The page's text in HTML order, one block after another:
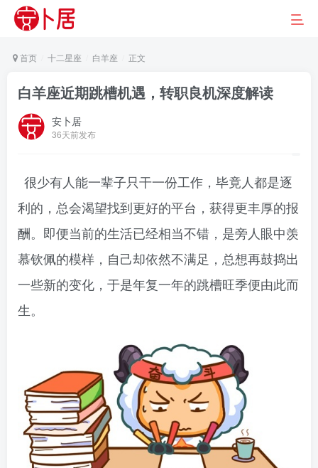
首页 十二星座 白羊座 正文
白羊座近期跳槽机遇，转职良机深度解读
安卜居
36天前发布
很少有人能一辈子只干一份工作，毕竟人都是逐
利的，总会渴望找到更好的平台，获得更丰厚的报
酬。即便当前的生活已经相当不错，是旁人眼中羡
慕钦佩的模样，自己却依然不满足，总想再鼓捣出
一些新的变化，于是年复一年的跳槽旺季便由此而
生。